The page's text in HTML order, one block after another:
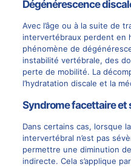
Dégénérescence
Avec l’âge ou à la suite de
intervertébrauxperdent en
phénomène de
instabilité vertébrale, des
perte de mobilité. La
l’hydratation discale et la
Syndrome facettaire et
Dans certains cas, lorsque
intervertébral n’est pas
permettre une diminution
indirecte. Cela s’applique